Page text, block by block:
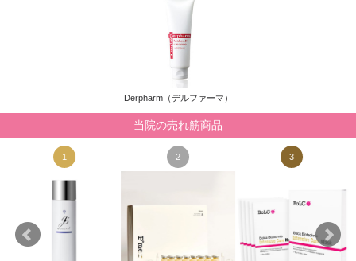
Derpharm（デルファーマ）
当院の売れ筋商品
1 2 3